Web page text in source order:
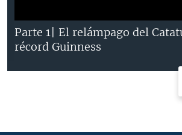
Parte 1| El relámpago del
récord Guinness